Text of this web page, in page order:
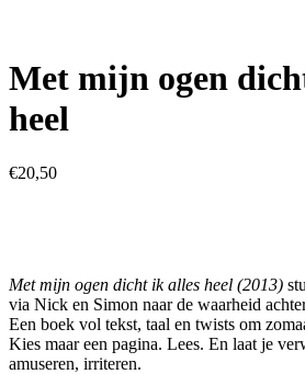
Met mijn ogen
heel
€20,50
Met mijn ogen dicht ik alles heel (2013)
via Nick en Simon naar de waarheid
Een boek vol tekst, taal en twists om
Kies maar een pagina. Lees. En laat je
amuseren, irriteren.